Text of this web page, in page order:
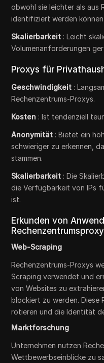
obwohl sie leichter als aus
identifiziert werden können.
Skalierbarkeit : Leicht
Volumenanforderungen
Proxys für
Geschwindigkeit :
Rechenzentrums-Proxys.
Kosten : Ist tendenziell
Anonymität : Bietet ein
schwieriger zu erkennen,
stammen.
Skalierbarkeit : Die
die Verfügbarkeit von IPs
ist.
Erkunden von
Web-Scraping
Rechenzentrums-Proxys
Scraping verwendet und
von Websites zu
blockiert zu werden. Diese
rotieren und die Identität
Marktforschung
Unternehmen nutzen
Wettbewerbseinblicke zu